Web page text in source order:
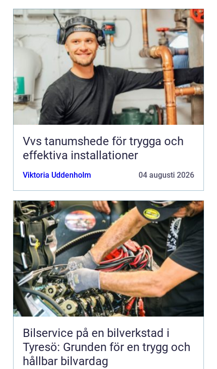
Vvs tanumshede för trygga och
effektiva installationer
Viktoria Uddenholm 04 augusti 2026
Bilservice på en bilverkstad i
Tyresö: Grunden för en trygg och
hållbar bilvardag